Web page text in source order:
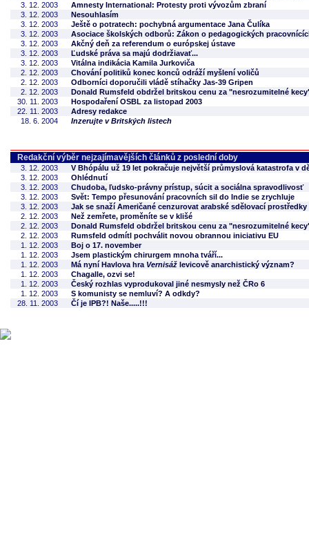
3. 12. 2003
Amnesty International: Protesty proti vývozům zbraní
3. 12. 2003
Nesouhlasím
3. 12. 2003
Ještě o potratech: pochybná argumentace Jana Čulíka
3. 12. 2003
Asociace školských odborů: Zákon o pedagogických
3. 12. 2003
Akčný deň za referendum o európskej ústave
3. 12. 2003
Ľudské práva sa majú dodržiavať...
3. 12. 2003
Vitálna indikácia Kamila Jurkoviča
2. 12. 2003
Chování politiků konec konců odráží myšlení voličů
2. 12. 2003
Odborníci doporučili vládě stíhačky Jas-39 Gripen
2. 12. 2003
Donald Rumsfeld obdržel britskou cenu za "nesrozumitelné
30. 11. 2003
Hospodaření OSBL za listopad 2003
22. 11. 2003
Adresy redakce
18. 6. 2004
Inzerujte v Britských listech
Redakční výběr nejzajímavějších článků z poslední doby
3. 12. 2003
V Bhópálu už 19 let pokračuje největší průmyslová katastrofa v
3. 12. 2003
Ohlédnutí
3. 12. 2003
Chudoba, ľudsko-právny prístup, súcit a sociálna spravodlivosť
3. 12. 2003
Svět: Tempo přesunování pracovních sil do Indie se zrychluje
3. 12. 2003
Jak se snaží Američané cenzurovat arabské sdělovací prostředky
2. 12. 2003
Než zemřete, proměníte se v klišé
2. 12. 2003
Donald Rumsfeld obdržel britskou cenu za "nesrozumitelné
2. 12. 2003
Rumsfeld odmítl pochválit novou obrannou iniciativu EU
1. 12. 2003
Boj o 17. november
1. 12. 2003
Jsem plastickým chirurgem mnoha tváří...
1. 12. 2003
Má nyní Havlova hra Vernisáž levicově anarchistický význam?
1. 12. 2003
Chagalle, ozvi se!
1. 12. 2003
Český rozhlas vyprodukoval jiné nesmysly než ČRo 6
1. 12. 2003
S komunisty se nemluví? A odkdy?
28. 11. 2003
Čí je IPB?! Naše.....!!!